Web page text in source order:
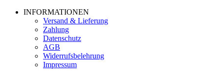
INFORMATIONEN
Versand & Lieferung
Zahlung
Datenschutz
AGB
Widerrufsbelehrung
Impressum